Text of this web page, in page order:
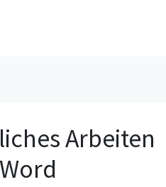
Arbeiten